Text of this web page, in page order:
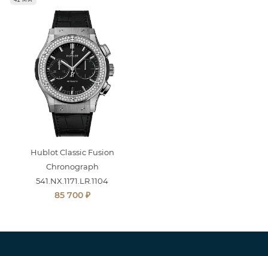
Hublot Classic Fusion
Chronograph
541.NX.1171.LR.1104
85 700 ₽